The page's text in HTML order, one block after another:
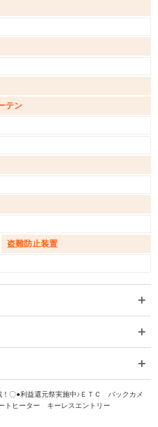
テン
盗難防止装置
〇●利益還元祭実施中♪ＥＴＣ バックカメ
ヒーター キーレスエントリー